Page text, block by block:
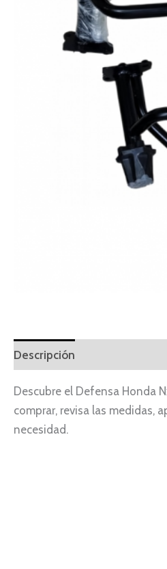
Descripción
Descubre el Defensa Honda
comprar, revisa las medidas,
necesidad.